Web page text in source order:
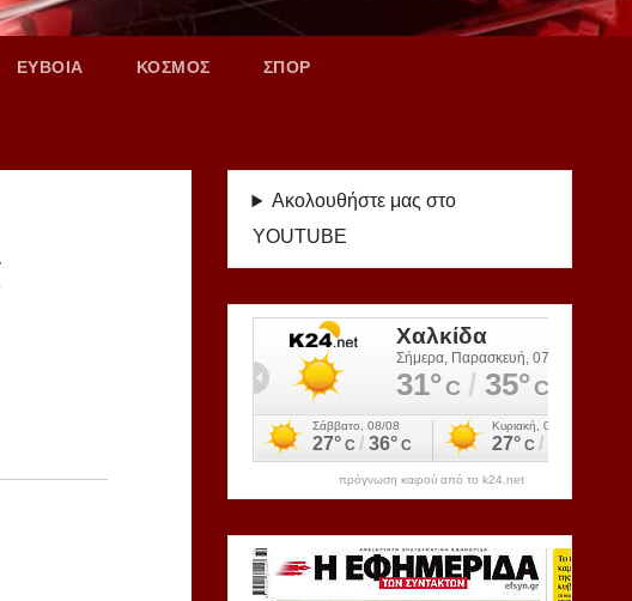
ΕΥΒΟΙΑ ΚΟΣΜΟΣ ΣΠΟΡ
Ακολουθήστε μας στο
YOUTUBE
πρόγνωση καιρού από το k24.net